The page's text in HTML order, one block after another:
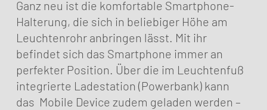
Ganz neu ist die komfortable Smartphone-
Halterung, die sich in beliebiger Höhe am
Leuchtenrohr anbringen lässt. Mit ihr
befindet sich das Smartphone immer an
perfekter Position. Über die im Leuchtenfuß
integrierte Ladestation (Powerbank) kann
das Mobile Device zudem geladen werden –